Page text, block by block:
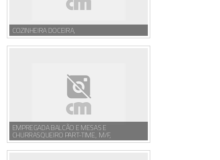
COZINHEIRA DOCEIRA,
EMPREGADA BALCÃO E MESAS E
CHURRASQUEIRO PART-TIME, M/F,